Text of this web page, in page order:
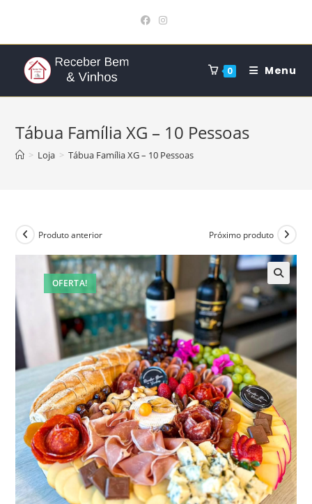
o
conteúdo
0 Menu
Tábua Família XG – 10 Pessoas
> Loja > Tábua Família XG – 10 Pessoas
OFERTA!
Produto anterior Próximo produto